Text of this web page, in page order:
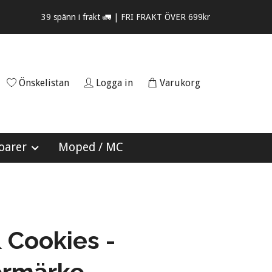
39 spänn i frakt 🚛 | FRI FRAKT ÖVER 699kr
Önskelistan Logga in Varukorg
Moped / MC
Cookies -